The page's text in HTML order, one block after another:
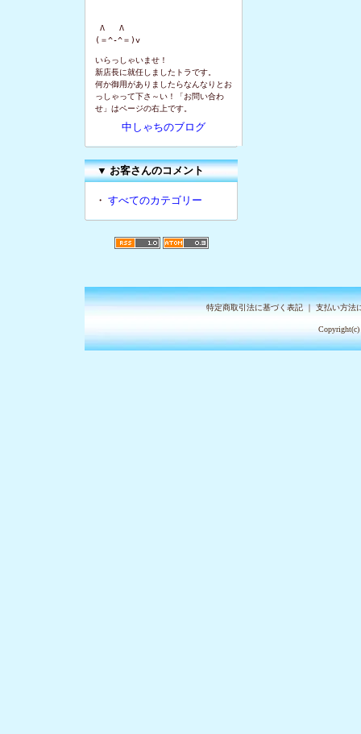
Λ   Λ
(＝^-^＝)v
いらっしゃいませ！
新店長に就任しましたトラです。
何か御用がありましたらなんなりとお
っしゃって下さ～い！「お問い合わ
せ」はページの右上です。
中しゃちのブログ
▼お客さんのコメント
・ すべてのカテゴリー
特定商取引法に基づく表記｜支払い方法